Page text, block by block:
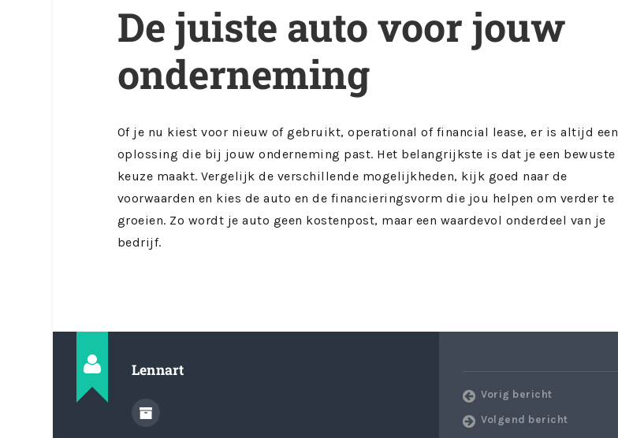
De juiste auto voor jouw
onderneming
Of je nu kiest voor nieuw of gebruikt, operational of financial lease, er is altijd een
oplossing die bij jouw onderneming past. Het belangrijkste is dat je een bewuste
keuze maakt. Vergelijk de verschillende mogelijkheden, kijk goed naar de
voorwaarden en kies de auto en de financieringsvorm die jou helpen om verder te
groeien. Zo wordt je auto geen kostenpost, maar een waardevol onderdeel van je
bedrijf.
Lennart
Vorig bericht
Volgend bericht